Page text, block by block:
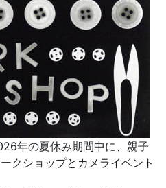
年の夏休み期間中に、親子
クショップとカメライベント